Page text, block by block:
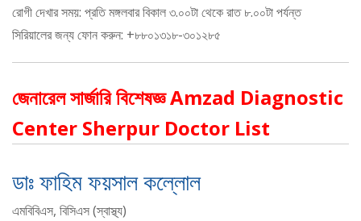
রোগী দেখার সময়: প্রতি মঙ্গলবার বিকাল ৩.০০টা থেকে রাত ৮.০০টা পর্যন্ত
সিরিয়ালের জন্য ফোন করুন: +৮৮০১৩১৮-৩০১২৮৫
জেনারেল সার্জারি বিশেষজ্ঞ Amzad Diagnostic
Center Sherpur Doctor List
ডাঃ ফাহিম ফয়সাল কল্লোল
এমবিবিএস, বিসিএস (স্বাস্থ্য)